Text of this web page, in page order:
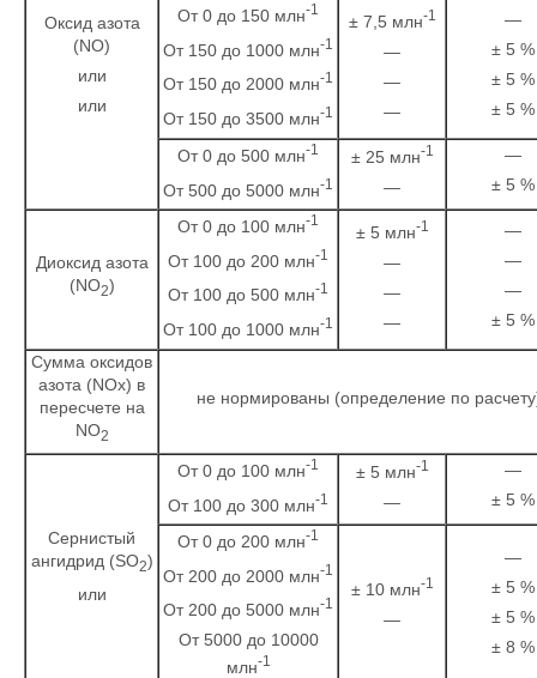
Оксид азота
(NO)
или
или
От 0 до 150 млн-1
От 150 до 1000 млн-1
От 150 до 2000 млн-1
От 150 до 3500 млн-1
± 7,5 млн-1
—
—
—
—
± 5 %
± 5 %
± 5 %
От 0 до 500 млн-1
От 500 до 5000 млн-1
± 25 млн-1
—
—
± 5 %
Диоксид азота
(NO2)
От 0 до 100 млн-1
От 100 до 200 млн-1
От 100 до 500 млн-1
От 100 до 1000 млн-1
± 5 млн-1
—
—
—
—
—
—
± 5 %
Сумма оксидов
азота (NOх) в
пересчете на
NO2
не нормированы (определение по
Сернистый
ангидрид (SO2)
или
От 0 до 100 млн-1
От 100 до 300 млн-1
± 5 млн-1
—
—
± 5 %
От 0 до 200 млн-1
От 200 до 2000 млн-1
От 200 до 5000 млн-1
От 5000 до 10000
млн-1
± 10 млн-1
—
—
± 5 %
± 5 %
± 8 %